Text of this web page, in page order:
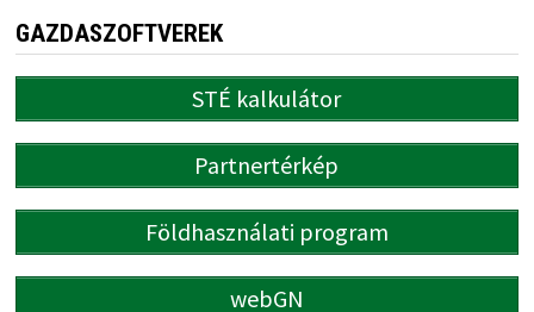
GAZDASZOFTVEREK
STÉ kalkulátor
Partnertérkép
Földhasználati program
webGN